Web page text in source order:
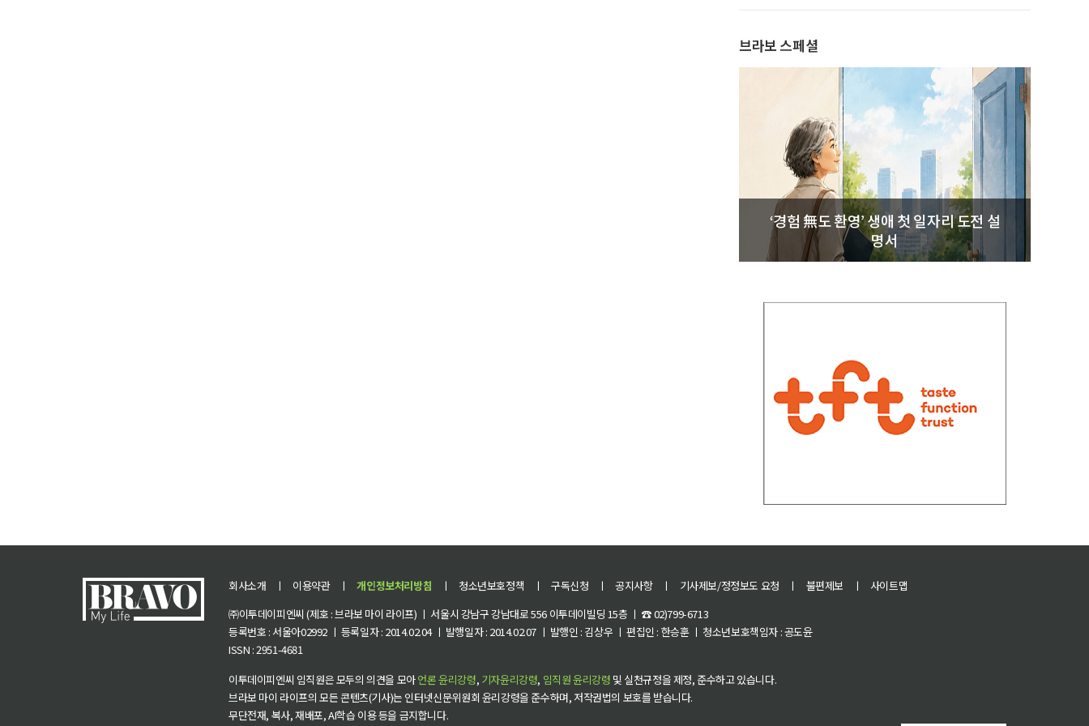
브라보 스페셜
‘경험 無도 환영’ 생애 첫 일자리 도전 설
명서
회사소개 ㅣ 이용약관 ㅣ 개인정보처리방침 ㅣ 청소년보호정책 ㅣ 구독신청 ㅣ 공지사항 ㅣ 기사제보/정정보도 요청 ㅣ 불편제보 ㅣ
사이트맵
㈜이투데이피엔씨 (제호 : 브라보 마이 라이프) ㅣ 서울시 강남구 강남대로 556 이투데이빌딩 15층 ㅣ ☎ 02)799-6713
등록번호 : 서울아02992 ㅣ 등록일자 : 2014.02.04 ㅣ 발행일자 : 2014.02.07 ㅣ 발행인 : 김상우 ㅣ 편집인 : 한승훈 ㅣ 청소년보호책임자 : 공도윤
ISSN : 2951-4681
이투데이피엔씨 임직원은 모두의 의견을 모아언론 윤리강령, 기자윤리강령, 임직원 윤리강령 및 실천규정을 제정, 준수하고 있습니다.
브라보 마이 라이프의 모든 콘텐츠(기사)는 인터넷신문위원회 윤리강령을 준수하며, 저작권법의 보호를 받습니다.
무단전재, 복사, 재배포, AI학습 이용 등을 금지합니다.